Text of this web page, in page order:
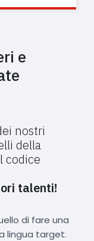
e
nostri
della
codice
talenti!
di fare una
lingua target.